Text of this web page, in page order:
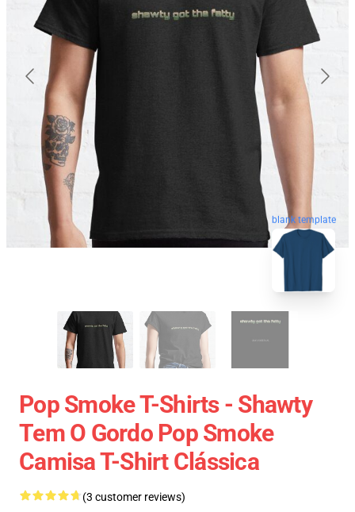
blank template
Pop Smoke T-Shirts - Shawty
Tem O Gordo Pop Smoke
Camisa T-Shirt Clássica
(3 customer reviews)